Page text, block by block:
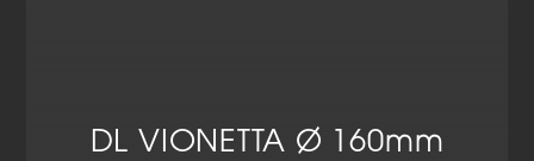
DL VIONETTA Ø 160mm